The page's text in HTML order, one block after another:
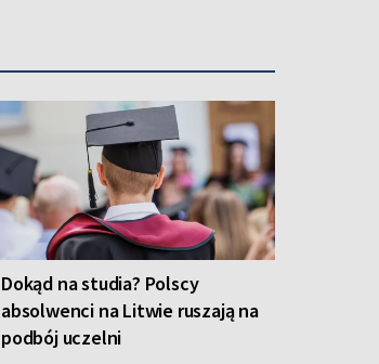
Dokąd na studia? Polscy
absolwenci na Litwie ruszają na
podbój uczelni